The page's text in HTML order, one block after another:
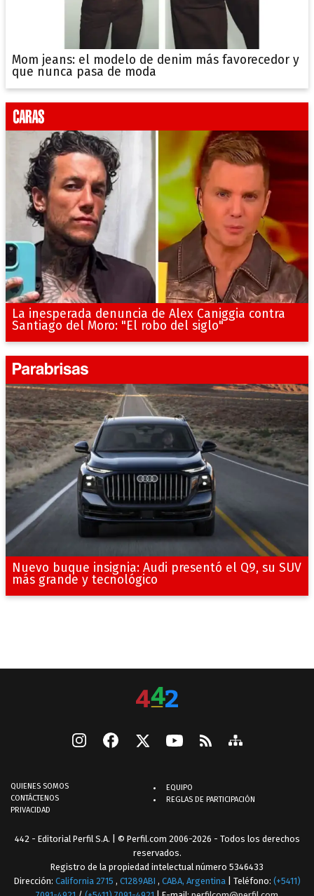
Mom jeans: el modelo de denim más favorecedor y
que nunca pasa de moda
La inesperada denuncia de Alex Caniggia contra
Santiago del Moro: "El robo del siglo"
Nuevo buque insignia: Audi presentó el Q9, su SUV
más grande y tecnológico
QUIENES SOMOS
CONTÁCTENOS
PRIVACIDAD
EQUIPO
REGLAS DE PARTICIPACIÓN
442 - Editorial Perfil S.A. | © Perfil.com 2006-2026 - Todos los derechos
reservados.
Registro de la propiedad intelectual número 5346433
Dirección: California 2715 , C1289ABI , CABA, Argentina | Teléfono: (+5411)